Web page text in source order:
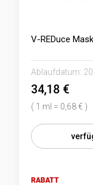
V-REDuce
Ablaufdatum:
34,18 €
( 1 ml = 0,68 € )
RABATT